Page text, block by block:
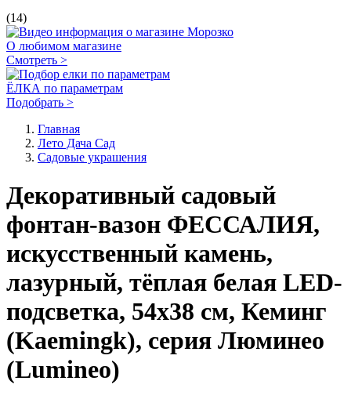
(14)
О любимом магазине
Смотреть >
ЁЛКА по параметрам
Подобрать >
Главная
Лето Дача Сад
Садовые украшения
Декоративный садовый
фонтан-вазон ФЕССАЛИЯ,
искусственный камень,
лазурный, тёплая белая LED-
подсветка, 54х38 см, Кеминг
(Kaemingk), серия Люминео
(Lumineo)